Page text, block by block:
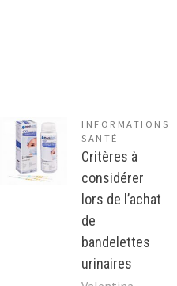
INFORMATIONS
SANTÉ
Critères à
considérer
lors de l’achat
de
bandelettes
urinaires